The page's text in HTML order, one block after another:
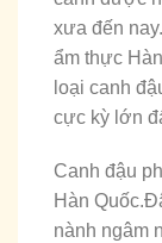
xưa đến
ẩm thực
loại canh
cực kỳ lớn
Canh đậu
Hàn
nành ngâm